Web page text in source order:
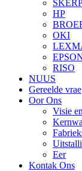
HP
OKI
RISO
NUUS
Gereelde vrae
Oor Ons
Visie
Eer
Kontak Ons